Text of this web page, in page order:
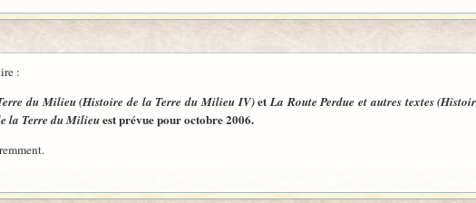
:
du Milieu (Histoire de la Terre du Milieu IV)etLa Route Perdue et autres textes
la Terre du Milieuest prévue pour octobre 2006.